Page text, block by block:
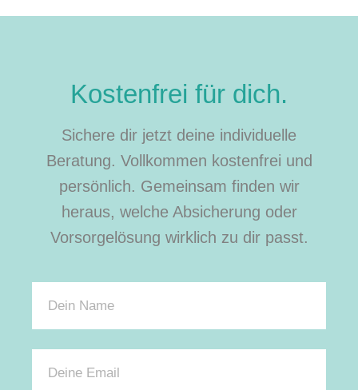
Kostenfrei für dich.
Sichere dir jetzt deine individuelle
Beratung. Vollkommen kostenfrei und
persönlich. Gemeinsam finden wir
heraus, welche Absicherung oder
Vorsorgelösung wirklich zu dir passt.